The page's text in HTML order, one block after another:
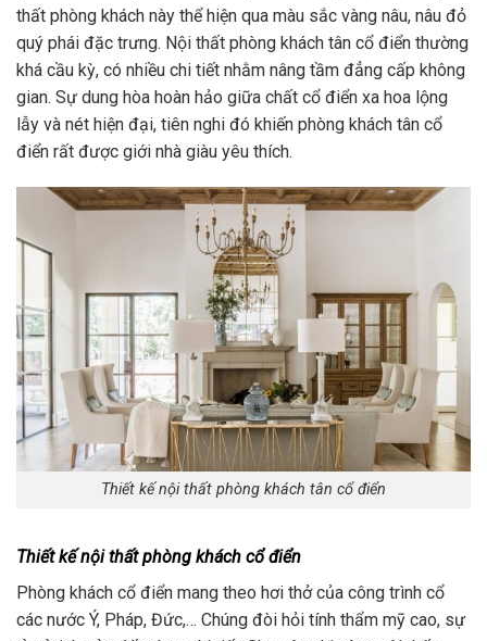
thất phòng khách này thể hiện qua màu sắc vàng nâu, nâu đỏ
quý phái đặc trưng. Nội thất phòng khách tân cổ điển thường
khá cầu kỳ, có nhiều chi tiết nhằm nâng tầm đẳng cấp không
gian. Sự dung hòa hoàn hảo giữa chất cổ điển xa hoa lộng
lẫy và nét hiện đại, tiên nghi đó khiến phòng khách tân cổ
điển rất được giới nhà giàu yêu thích.
Thiết kế nội thất phòng khách tân cổ điển
Thiết kế nội thất phòng khách cổ điển
Phòng khách cổ điển mang theo hơi thở của công trình cổ
các nước Ý, Pháp, Đức,… Chúng đòi hỏi tính thẩm mỹ cao, sự